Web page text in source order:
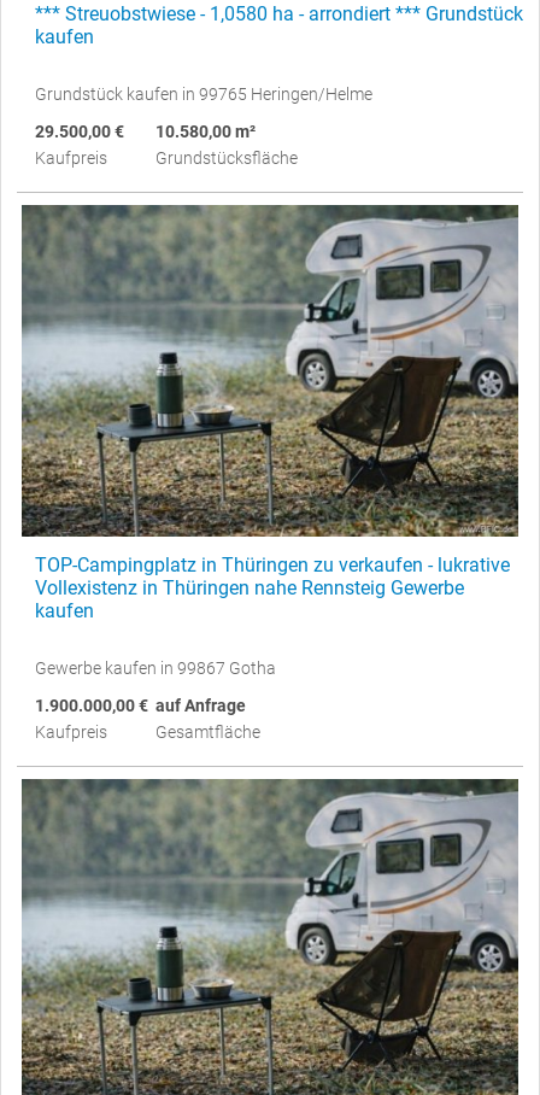
*** Streuobstwiese - 1,0580 ha - arrondiert *** Grundstück
kaufen
Grundstück kaufen in 99765 Heringen/Helme
29.500,00 €
Kaufpreis
10.580,00 m²
Grundstücksfläche
TOP-Campingplatz in Thüringen zu verkaufen - lukrative
Vollexistenz in Thüringen nahe Rennsteig Gewerbe
kaufen
Gewerbe kaufen in 99867 Gotha
1.900.000,00 €
Kaufpreis
auf Anfrage
Gesamtfläche